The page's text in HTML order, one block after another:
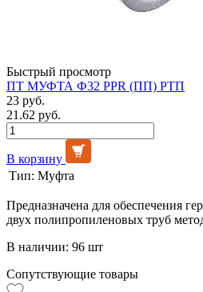
Быстрый просмотр
ПТ МУФТА Ф32 PPR (ПП) РТП
23 руб.
21.62 руб.
В корзину
Тип: Муфта
Предназначена для обеспечения
двух полипропиленовых труб
В наличии: 96 шт
Сопутствующие товары